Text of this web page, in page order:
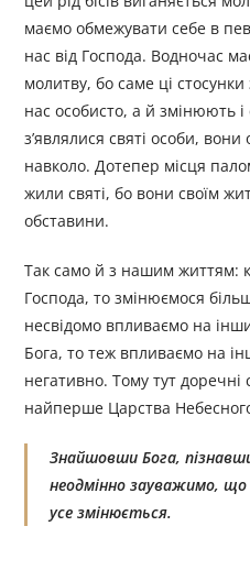
маємо обмежувати себе в
нас від Господа. Водночас
молитву, бо саме ці
нас особисто, а й змінюють і
з’являлися святі особи,
навколо. Дотепер місця
жили святі, бо вони своїм
обставини.
Так само й з нашим життям:
Господа, то змінюємося
несвідомо впливаємо на
Бога, то теж впливаємо на
негативно. Тому тут
найперше Царства
Знайшовши Бога,
неодмінно зауважимо, що
усе змінюється.